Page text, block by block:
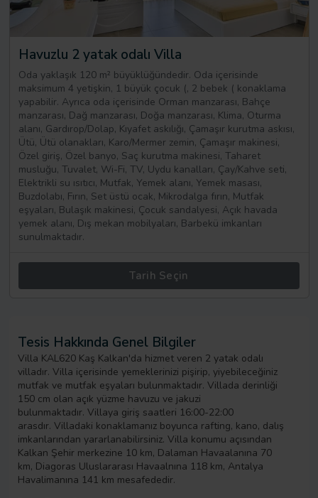
Havuzlu 2 yatak odalı Villa
Oda yaklaşık 120 m² büyüklüğündedir. Oda içerisinde
maksimum 4 yetişkin, 1 büyük çocuk (, 2 bebek ( konaklama
yapabilir. Ayrıca oda içerisinde Orman manzarası, Bahçe
manzarası, Dağ manzarası, Doğa manzarası, Klima, Oturma
alanı, Gardırop/Dolap, Kıyafet askılığı, Çamaşır kurutma askısı,
Ütü, Ütü olanakları, Karo/Mermer zemin, Çamaşır makinesi,
Özel giriş, Özel banyo, Saç kurutma makinesi, Taharet
musluğu, Tuvalet, Wi-Fi, TV, Uydu kanalları, Çay/Kahve seti,
Elektrikli su ısıtıcı, Mutfak, Yemek alanı, Yemek masası,
Buzdolabı, Fırın, Set üstü ocak, Mikrodalga fırın, Mutfak
eşyaları, Bulaşık makinesi, Çocuk sandalyesi, Açık havada
yemek alanı, Dış mekan mobilyaları, Barbekü imkanları
sunulmaktadır.
Tarih Seçin
Tesis Hakkında Genel Bilgiler
Villa KAL620 Kaş Kalkan'da hizmet veren 2 yatak odalı
villadır. Villa içerisinde yemeklerinizi pişirip, yiyebileceğiniz
mutfak ve mutfak eşyaları bulunmaktadır. Villada derinliği
150 cm olan açık yüzme havuzu ve jakuzi
bulunmaktadır. Villaya giriş saatleri 16:00-22:00
arasdır. Villadaki konaklamanız boyunca rafting, kano, dalış
imkanlarından yararlanabilirsiniz. Villa konumu açısından
Kalkan Şehir merkezine 10 km, Dalaman Havaalanına 70
km, Diagoras Uluslararası Havaalnına 118 km, Antalya
Havalimanına 141 km mesafededir.